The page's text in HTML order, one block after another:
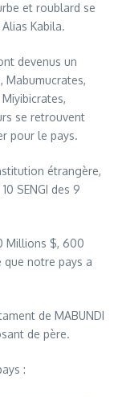
et roublard se
Kabila.
devenus un
Mabumucrates,
se retrouvent
pour le pays.
étrangère,
SENGI des 9
Millions $, 600
notre pays a
de MABUNDI
de père.
: